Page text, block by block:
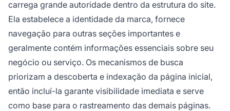
carrega grande autoridade dentro da estrutura do site.
Ela estabelece a identidade da marca, fornece
navegação para outras seções importantes e
geralmente contém informações essenciais sobre seu
negócio ou serviço. Os mecanismos de busca
priorizam a descoberta e indexação da página inicial,
então incluí-la garante visibilidade imediata e serve
como base para o rastreamento das demais páginas.